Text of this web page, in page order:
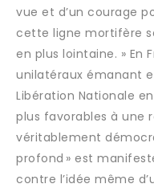
vue et d’un courage
cette ligne mortifère
en plus lointaine. » En
unilatéraux émanant
Libération Nationale
plus favorables à une
véritablement
profond » est
contre l’idée même